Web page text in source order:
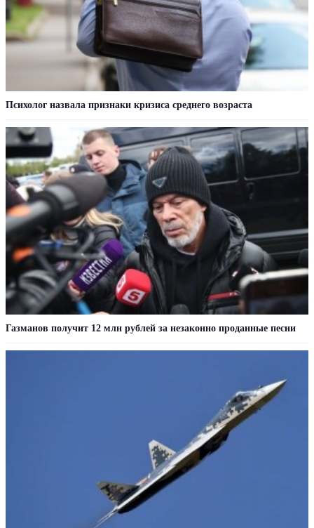
Психолог назвала признаки кризиса среднего возраста
Газманов получит 12 млн рублей за незаконно проданные песни